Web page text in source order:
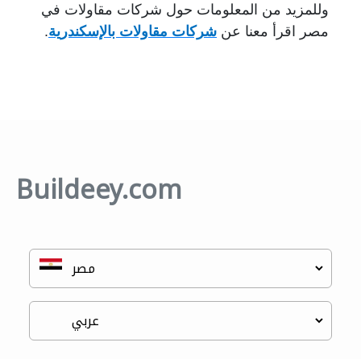
وللمزيد من المعلومات حول شركات مقاولات في
مصر اقرأ معنا عن شركات مقاولات بالإسكندرية.
Buildeey.com